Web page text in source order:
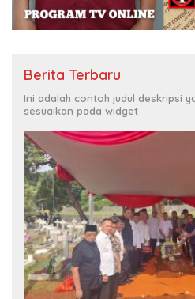
Berita Terbaru
Ini adalah contoh judul deskripsi
sesuaikan pada widget